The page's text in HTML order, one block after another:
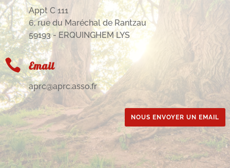
Appt C 111
6, rue du Maréchal de Rantzau
59193 - ERQUINGHEM LYS
 Email
aprc@aprc.asso.fr
NOUS ENVOYER UN EMAIL